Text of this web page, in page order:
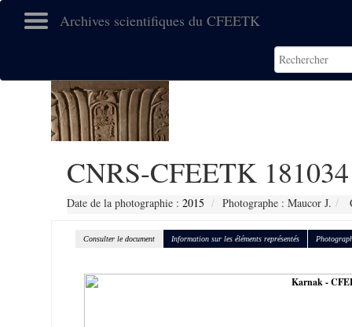
Archives scientifiques du CFEETK
CNRS-CFEETK 181034
Date de la photographie : 2015 Photographe : Maucor J.
Consulter le document Information sur les éléments représentés